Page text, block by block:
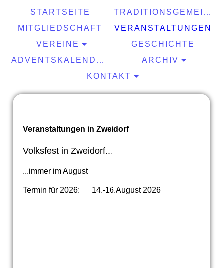
STARTSEITE
TRADITIONSGEMEINSCHAFT
MITGLIEDSCHAFT
VERANSTALTUNGEN
VEREINE
GESCHICHTE
ADVENTSKALENDER
ARCHIV
KONTAKT
Veranstaltungen in Zweidorf
Volksfest in Zweidorf...
...immer im August
Termin für 2026: 14.-16.August 2026